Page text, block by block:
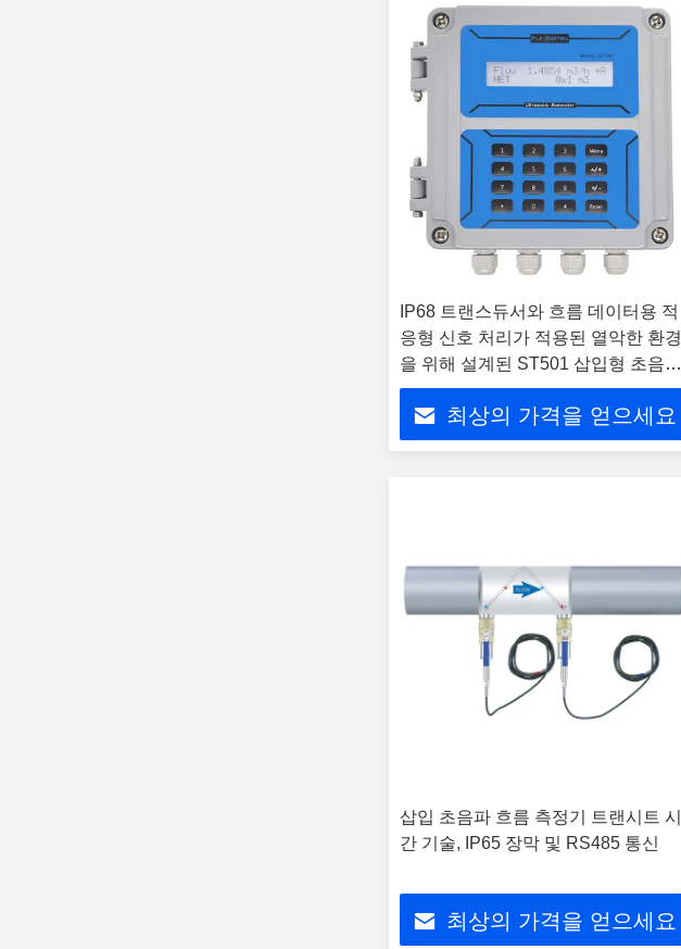
IP68 트랜스듀서와 흐름 데이터용 적
응형 신호 처리가 적용된 열악한 환경
을 위해 설계된 ST501 삽입형 초음파
유량계
최상의 가격을 얻으세요
삽입 초음파 흐름 측정기 트랜시트 시
간 기술, IP65 장막 및 RS485 통신
최상의 가격을 얻으세요